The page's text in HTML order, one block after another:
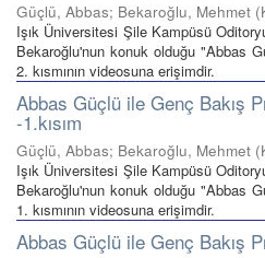
Güçlü, Abbas; Bekaroğlu, Mehmet (
Işık Üniversitesi Şile Kampüsü
Bekaroğlu'nun konuk olduğu "Abbas
2. kısmının videosuna erişimdir.
Abbas Güçlü ile Genç Bakış
-1.kısım
Güçlü, Abbas; Bekaroğlu, Mehmet (
Işık Üniversitesi Şile Kampüsü
Bekaroğlu'nun konuk olduğu "Abbas
1. kısmının videosuna erişimdir.
Abbas Güçlü ile Genç Bakış